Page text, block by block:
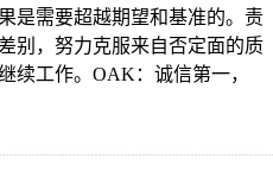
是需要超越期望和基准的。责
别，努力克服来自否定面的质
续工作。OAK：诚信第一，